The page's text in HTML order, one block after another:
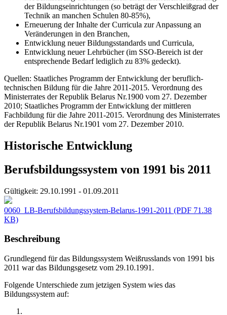
der Bildungseinrichtungen (so beträgt der Verschleißgrad der
Technik an manchen Schulen 80-85%),
Erneuerung der Inhalte der Curricula zur Anpassung an
Veränderungen in den Branchen,
Entwicklung neuer Bildungsstandards und Curricula,
Entwicklung neuer Lehrbücher (im SSO-Bereich ist der
entsprechende Bedarf lediglich zu 83% gedeckt).
Quellen: Staatliches Programm der Entwicklung der beruflich-
technischen Bildung für die Jahre 2011-2015. Verordnung des
Ministerrates der Republik Belarus Nr.1900 vom 27. Dezember
2010; Staatliches Programm der Entwicklung der mittleren
Fachbildung für die Jahre 2011-2015. Verordnung des Ministerrates
der Republik Belarus Nr.1901 vom 27. Dezember 2010.
Historische Entwicklung
Berufsbildungssystem von 1991 bis 2011
Gültigkeit: 29.10.1991 - 01.09.2011
0060_LB-Berufsbildungssystem-Belarus-1991-2011 (PDF 71.38
KB)
Beschreibung
Grundlegend für das Bildungssystem Weißrusslands von 1991 bis
2011 war das Bildungsgesetz vom 29.10.1991.
Folgende Unterschiede zum jetzigen System wies das
Bildungssystem auf: